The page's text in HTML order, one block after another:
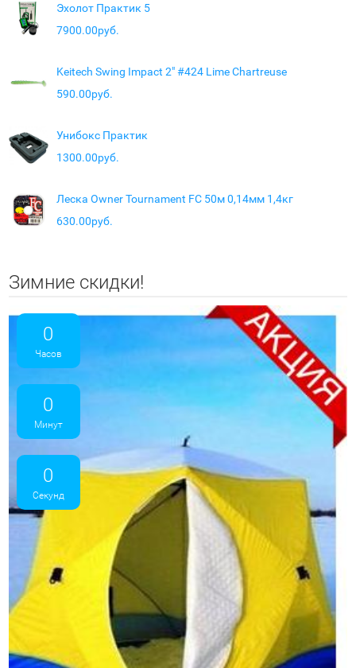
Эхолот Практик 5
7900.00руб.
Keitech Swing Impact 2" #424 Lime Chartreuse
590.00руб.
Унибокс Практик
1300.00руб.
Леска Owner Tournament FC 50м 0,14мм 1,4кг
630.00руб.
Зимние скидки!
0
Часов
0
Минут
0
Секунд